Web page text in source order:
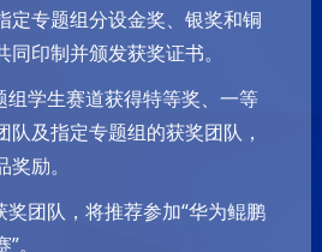
定专题组分设金奖、银奖和铜
印制并颁发获奖证书。
组学生赛道获得特等奖、一等
队及指定专题组的获奖团队，
励。
团队，将推荐参加“华为鲲鹏
。